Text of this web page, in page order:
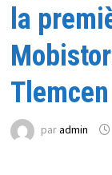
la
Tlemcen
paradmin